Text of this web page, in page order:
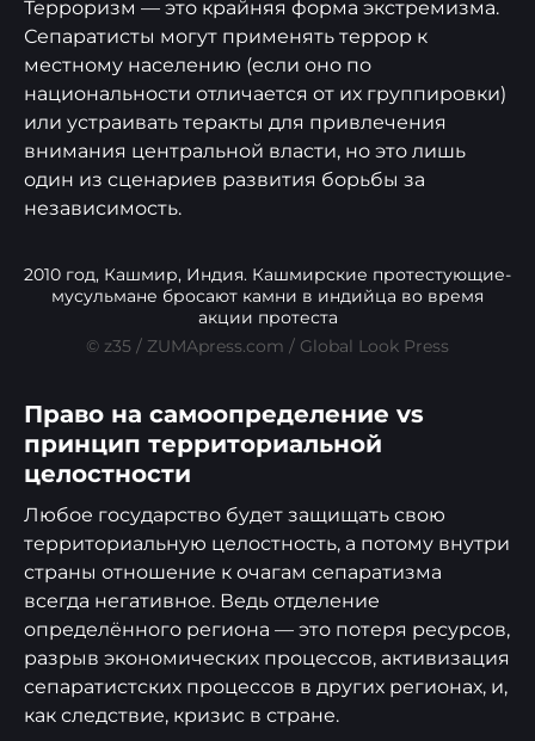
Терроризм — это крайняя форма экстремизма.
Сепаратисты могут применять террор к
местному населению (если оно по
национальности отличается от их группировки)
или устраивать теракты для привлечения
внимания центральной власти, но это лишь
один из сценариев развития борьбы за
независимость.
2010 год, Кашмир, Индия. Кашмирские протестующие-
мусульмане бросают камни в индийца во время
акции протеста
© z35 / ZUMApress.com / Global Look Press
Право на самоопределение vs
принцип территориальной
целостности
Любое государство будет защищать свою
территориальную целостность, а потому внутри
страны отношение к очагам сепаратизма
всегда негативное. Ведь отделение
определённого региона — это потеря ресурсов,
разрыв экономических процессов, активизация
сепаратистских процессов в других регионах, и,
как следствие, кризис в стране.